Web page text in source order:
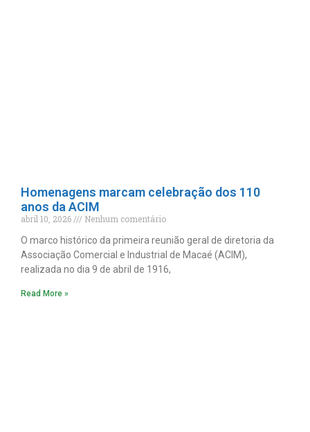
Homenagens marcam celebração dos 110
anos da ACIM
abril 10, 2026
Nenhum comentário
O marco histórico da primeira reunião geral de diretoria da
Associação Comercial e Industrial de Macaé (ACIM),
realizada no dia 9 de abril de 1916,
Read More »